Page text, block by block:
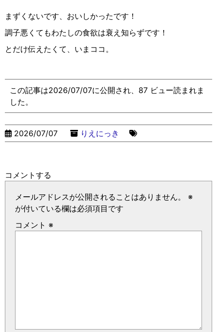
まずくないです、おいしかったです！
調子悪くてもわたしの食欲は衰え知らずです！
とだけ伝えたくて、いまココ。
この記事は2026/07/07に公開され、87 ビュー読まれま
した。
2026/07/07 りえにっき
コメントする
メールアドレスが公開されることはありません。
※
が付いている欄は必須項目です
コメント ※